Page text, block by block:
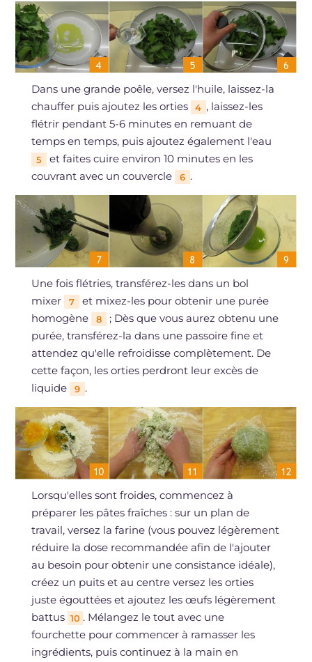
Dans une grande poêle, versez l'huile, laissez-la
chauffer puis ajoutez les orties
4 , laissez-les
flétrir pendant 5-6 minutes en remuant de
temps en temps, puis ajoutez également l'eau
5
et faites cuire environ 10 minutes en les
couvrant avec un couvercle
6 .
Une fois flétries, transférez-les dans un bol
mixer
7
et mixez-les pour obtenir une purée
homogène
8
; Dès que vous aurez obtenu une
purée, transférez-la dans une passoire fine et
attendez qu'elle refroidisse complètement. De
cette façon, les orties perdront leur excès de
liquide
9 .
Lorsqu'elles sont froides, commencez à
préparer les pâtes fraîches : sur un plan de
travail, versez la farine (vous pouvez légèrement
réduire la dose recommandée afin de l'ajouter
au besoin pour obtenir une consistance idéale),
créez un puits et au centre versez les orties
juste égouttées et ajoutez les œufs légèrement
battus 10 . Mélangez le tout avec une
fourchette pour commencer à ramasser les
ingrédients, puis continuez à la main en